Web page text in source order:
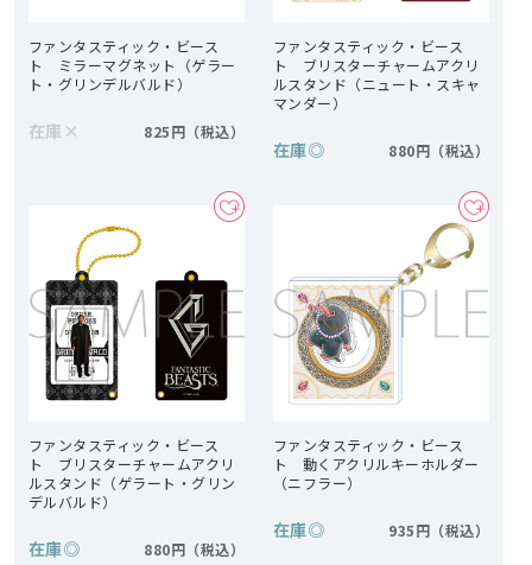
ファンタスティック・ビース
ト ミラーマグネット（ゲラー
ト・グリンデルバルド）
在庫 × 825円
ファンタスティック・ビース
ト ブリスターチャームアクリ
ルスタンド（ニュート・スキャ
マンダー）
在庫◎ 880円
ファンタスティック・ビース
ト ブリスターチャームアクリ
ルスタンド（ゲラート・グリン
デルバルド）
在庫◎ 880円
ファンタスティック・ビース
ト 動くアクリルキーホルダー
（ニフラー）
在庫◎ 935円